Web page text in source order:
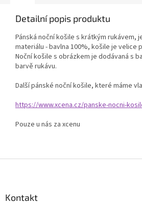
Detailní popis produktu
Pánská noční košile s krátkým rukávem,
materiálu - bavlna 100%, košile je velice
Noční košile s obrázkem je dodávaná s
barvě rukávu.
Další pánské noční košile, které máme
https://www.xcena.cz/panske-nocni-
Pouze u nás za xcenu
Kontakt